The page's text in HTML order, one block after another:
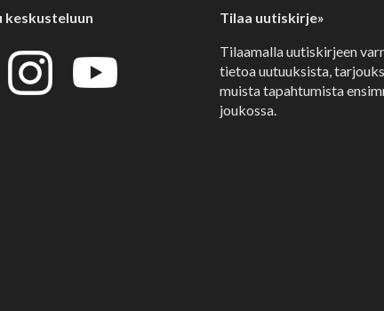
keskusteluun
Tilaa uutiskirje»
Tilaamalla uutiskirjeen
tietoa uutuuksista,
muista tapahtumista
joukossa.